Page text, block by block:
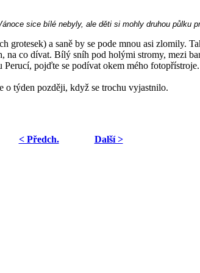
sice bílé nebyly, ale děti si mohly druhou půlku
a saně by se pode mnou asi zlomily.
co dívat. Bílý sníh pod holými stromy, mezi
pojďte se podívat okem mého
o týden později, když se trochu vyjastnilo.
< Předch.
Další >